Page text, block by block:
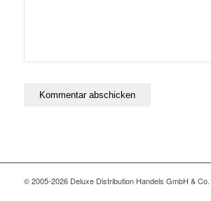
© 2005-2026 Deluxe Distribution Handels GmbH &